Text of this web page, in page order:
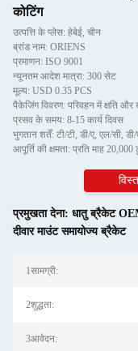
कोटिंग
उत्पत्ति के प्लेस: हेबेई, चीन
ब्रांड नाम: ORIENS
प्रमाणन: ISO 9001
न्यूनतम आदेश मात्रा: 300 सेट
मूल्य: USD 0.35 PCS
प्रसव के समय: 8-15 कार्य दिवस
भुगतान शर्तें: टी/टी, डी/ए, एल/सी,
आपूर्ति की क्षमता: प्रति माह
प्रमुखता देना: धातु ब्रैकेट
दीवार माउंट समायोज्य ब्रैकेट
1सामग्री:
2शुद्धता:
3आवेदन: